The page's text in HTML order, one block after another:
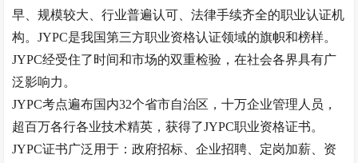
早、规模较大、行业普遍认可、法律手续齐全的职业认证机
构。JYPC是我国第三方职业资格认证领域的旗帜和榜样。
JYPC经受住了时间和市场的双重检验，在社会各界具有广
泛影响力。
JYPC考点遍布国内32个省市自治区，十万企业管理人员，
超百万各行各业技术精英，获得了JYPC职业资格证书。
JYPC证书广泛用于：政府招标、企业招聘、定岗加薪、资